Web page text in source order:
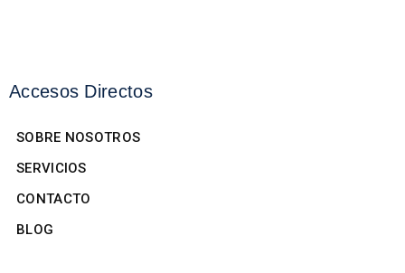
Accesos Directos
SOBRE NOSOTROS
SERVICIOS
CONTACTO
BLOG